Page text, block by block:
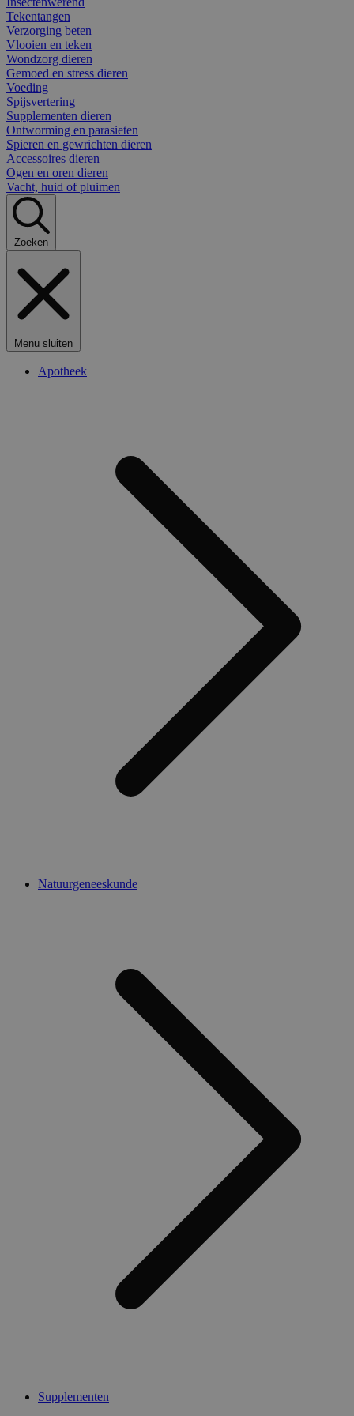
Tekentangen
Verzorging beten
Vlooien en teken
Wondzorg dieren
Gemoed en stress dieren
Voeding
Spijsvertering
Supplementen dieren
Ontworming en parasieten
Spieren en gewrichten dieren
Accessoires dieren
Ogen en oren dieren
Vacht, huid of pluimen
Zoeken
Menu sluiten
Apotheek
Natuurgeneeskunde
Supplementen